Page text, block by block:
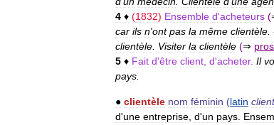
4 ♦ (1832) Ensemble d'acheteurs (
car ils n'ont pas la même clientèle
clientèle Visiter la clientèle (⇒
5 ♦ Fait d'être client d'acheter. Il
pays
● clientèle nom féminin (latin
d'une entreprise d'un pays